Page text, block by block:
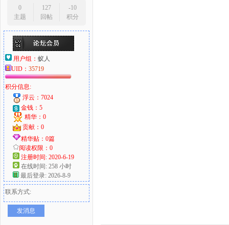
0
主题
127
回帖
-10
积分
用户组： 蚁人
UID： 35719
积分信息:
浮云：7024
金钱：5
精华：0
贡献：0
精华贴：0篇
阅读权限：0
注册时间: 2020-6-19
在线时间: 258 小时
最后登录: 2026-8-9
联系方式:
发消息